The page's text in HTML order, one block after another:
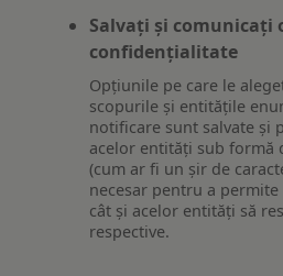
Salvați și comunicați
confidențialitate
Opțiunile pe care le
scopurile și entitățile
notificare sunt salvate și
acelor entități sub formă
(cum ar fi un șir de
necesar pentru a
cât și acelor entități să
respective.